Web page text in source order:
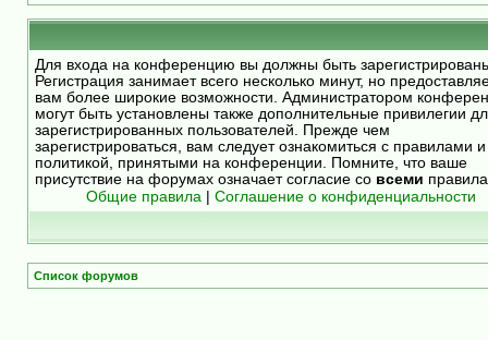
Для входа на конференцию вы должны быть
Регистрация занимает всего несколько минут, но
вам более широкие возможности. Администратором
могут быть установлены также дополнительные привилегии
зарегистрированных пользователей. Прежде чем
зарегистрироваться, вам следует ознакомиться с правилами и
политикой, принятыми на конференции. Помните, что ваше
присутствие на форумах означает согласие со всеми
Общие правила
Соглашение о конфиденциальности
Список форумов